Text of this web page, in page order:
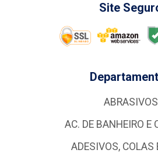
Site
ABRASIVOS
AC. DE BANHEIRO E
ADESIVOS, COLAS